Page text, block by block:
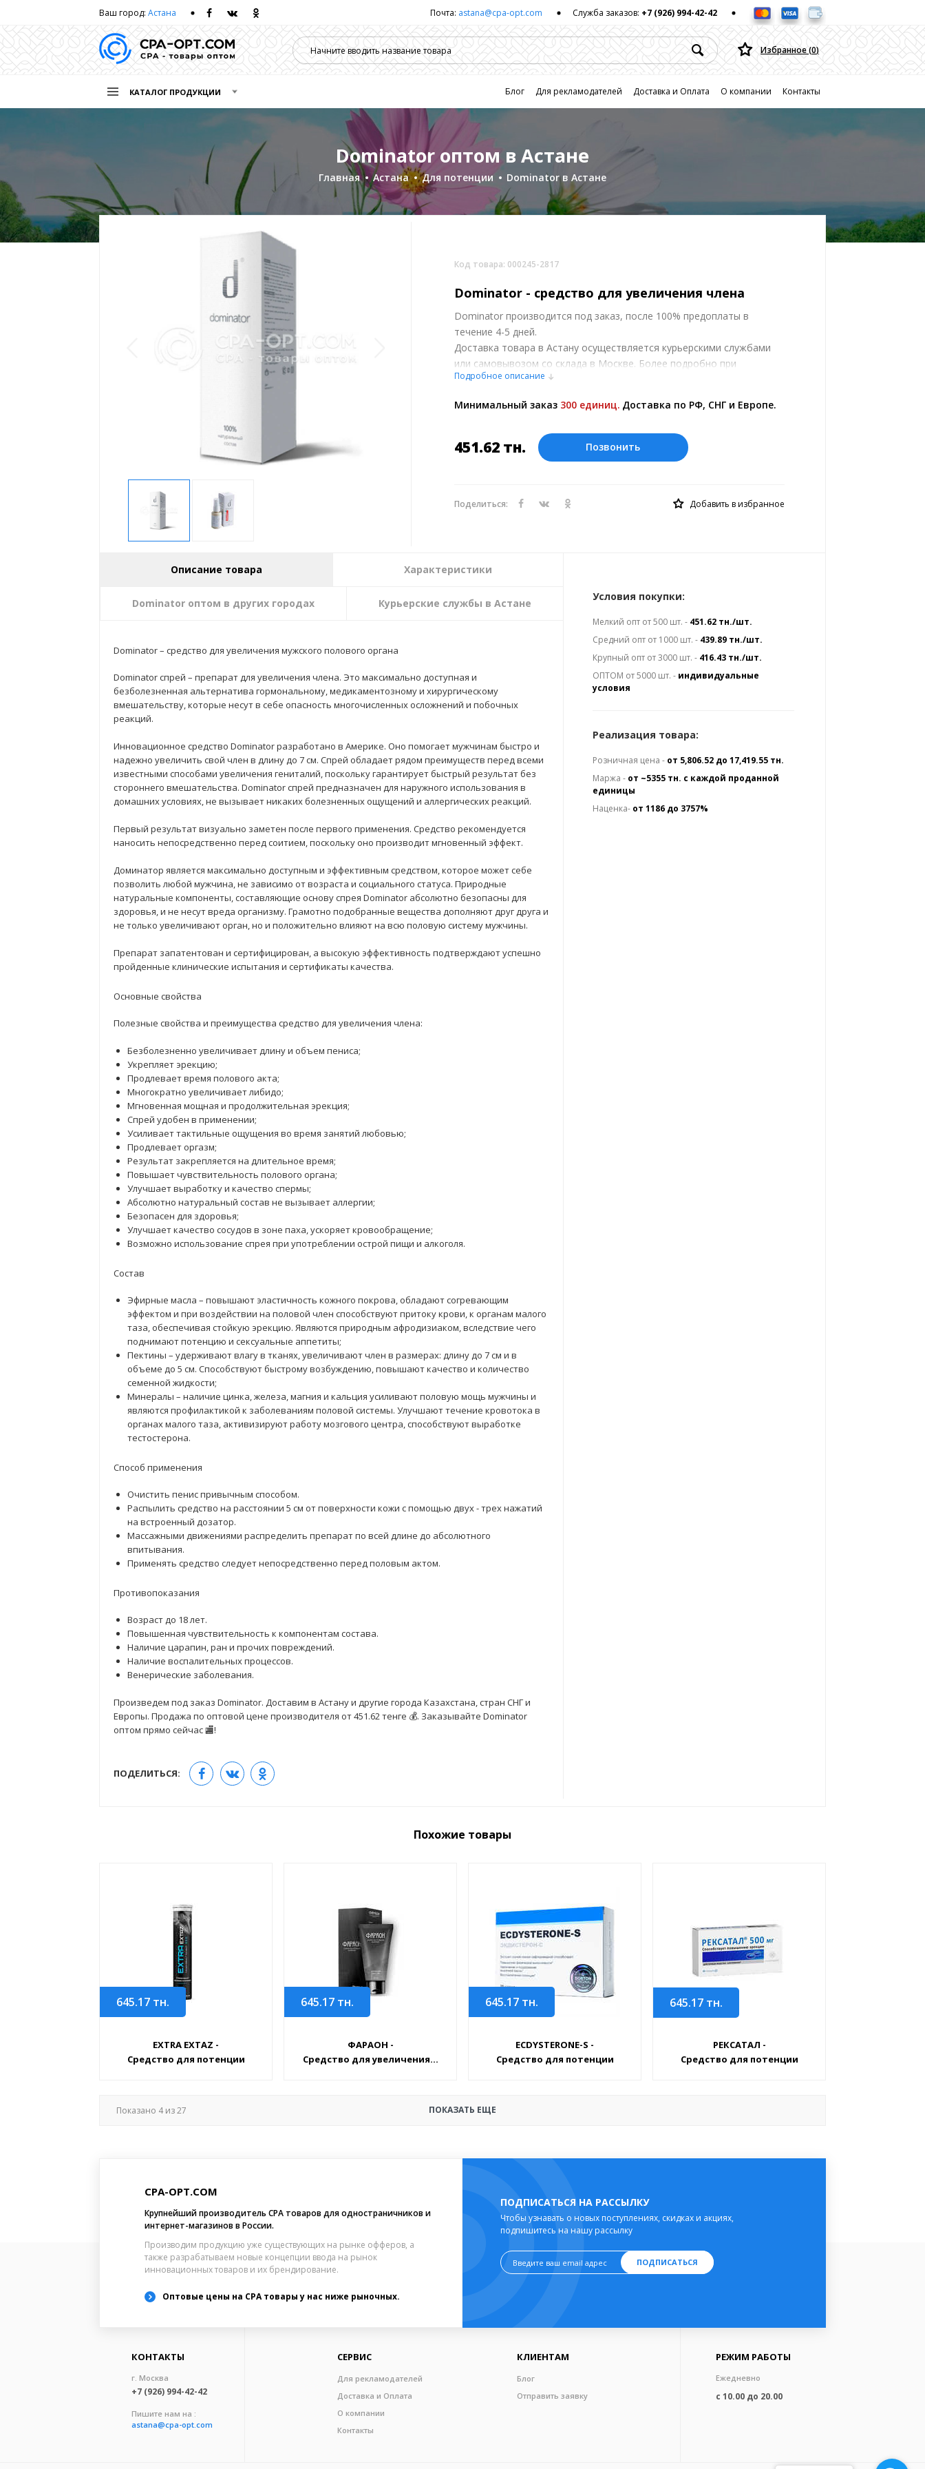
Ваш город: Астана Почта: astana@cpa-opt.com Служба заказов: +7 (926) 994-42-42
Избранное (0)
КАТАЛОГ ПРОДУКЦИИ Блог Для рекламодателей Доставка и Оплата О компании Контакты
Главная Астана Для потенции Dominator в Астане
Dominator оптом в Астане
Код товара: 000245-2817
Dominator - средство для увеличения члена
Dominator производится под заказ, после 100% предоплаты в
течение 4-5 дней.
Доставка товара в Астану осуществляется курьерскими службами
или самовывозом со склада в Москве. Более подробно при
обсуждении заказа с менеджером.
курсу ЦБ РФ на 07.08.2026. Текущий курс 10 руб.= 58.6517 тн.
Подробное описание
Минимальный заказ 300 единиц. Доставка по РФ, СНГ и Европе.
451.62 тн. Позвонить
Поделиться: Добавить в избранное
Описание товара Характеристики
Dominator оптом в других городах Курьерские службы в Астане
Dominator – средство для увеличения мужского полового органа
Dominator спрей – препарат для увеличения члена. Это максимально доступная и
безболезненная альтернатива гормональному, медикаментозному и хирургическому
вмешательству, которые несут в себе опасность многочисленных осложнений и побочных
реакций.
Инновационное средство Dominator разработано в Америке. Оно помогает мужчинам быстро и
надежно увеличить свой член в длину до 7 см. Спрей обладает рядом преимуществ перед всеми
известными способами увеличения гениталий, поскольку гарантирует быстрый результат без
стороннего вмешательства. Dominator спрей предназначен для наружного использования в
домашних условиях, не вызывает никаких болезненных ощущений и аллергических реакций.
Первый результат визуально заметен после первого применения. Средство рекомендуется
наносить непосредственно перед соитием, поскольку оно производит мгновенный эффект.
Доминатор является максимально доступным и эффективным средством, которое может себе
позволить любой мужчина, не зависимо от возраста и социального статуса. Природные
натуральные компоненты, составляющие основу спрея Dominator абсолютно безопасны для
здоровья, и не несут вреда организму. Грамотно подобранные вещества дополняют друг друга и
не только увеличивают орган, но и положительно влияют на всю половую систему мужчины.
Препарат запатентован и сертифицирован, а высокую эффективность подтверждают успешно
пройденные клинические испытания и сертификаты качества.
Основные свойства
Полезные свойства и преимущества средство для увеличения члена:
Безболезненно увеличивает длину и объем пениса;
Укрепляет эрекцию;
Продлевает время полового акта;
Многократно увеличивает либидо;
Мгновенная мощная и продолжительная эрекция;
Спрей удобен в применении;
Усиливает тактильные ощущения во время занятий любовью;
Продлевает оргазм;
Результат закрепляется на длительное время;
Повышает чувствительность полового органа;
Улучшает выработку и качество спермы;
Абсолютно натуральный состав не вызывает аллергии;
Безопасен для здоровья;
Улучшает качество сосудов в зоне паха, ускоряет кровообращение;
Возможно использование спрея при употреблении острой пищи и алкоголя.
Состав
Эфирные масла – повышают эластичность кожного покрова, обладают согревающим
эффектом и при воздействии на половой член способствуют притоку крови, к органам малого
таза, обеспечивая стойкую эрекцию. Являются природным афродизиаком, вследствие чего
поднимают потенцию и сексуальные аппетиты;
Пектины – удерживают влагу в тканях, увеличивают член в размерах: длину до 7 см и в
объеме до 5 см. Способствуют быстрому возбуждению, повышают качество и количество
семенной жидкости;
Минералы – наличие цинка, железа, магния и кальция усиливают половую мощь мужчины и
являются профилактикой к заболеваниям половой системы. Улучшают течение кровотока в
органах малого таза, активизируют работу мозгового центра, способствуют выработке
тестостерона.
Способ применения
Очистить пенис привычным способом.
Распылить средство на расстоянии 5 см от поверхности кожи с помощью двух - трех нажатий
на встроенный дозатор.
Массажными движениями распределить препарат по всей длине до абсолютного
впитывания.
Применять средство следует непосредственно перед половым актом.
Противопоказания
Возраст до 18 лет.
Повышенная чувствительность к компонентам состава.
Наличие царапин, ран и прочих повреждений.
Наличие воспалительных процессов.
Венерические заболевания.
Произведем под заказ Dominator. Доставим в Астану и другие города Казахстана, стран СНГ и
Европы. Продажа по оптовой цене производителя от 451.62 тенге 💰. Заказывайте Dominator
оптом прямо сейчас 🏬!
ПОДЕЛИТЬСЯ:
Условия покупки:
Мелкий опт от 500 шт. - 451.62 тн./шт.
Средний опт от 1000 шт. - 439.89 тн./шт.
Крупный опт от 3000 шт. - 416.43 тн./шт.
ОПТОМ от 5000 шт. - индивидуальные
условия
Реализация товара:
Розничная цена - от 5,806.52 до 17,419.55 тн.
Маржа - от ~5355 тн. с каждой проданной
единицы
Наценка- от 1186 до 3757%
Похожие товары
645.17 тн.
EXTRA EXTAZ -
Средство для потенции
645.17 тн.
ФАРАОН -
Средство для увеличения...
645.17 тн.
ECDYSTERONE-S -
Средство для потенции
645.17 тн.
РЕКСАТАЛ -
Средство для потенции
Показано 4из27 ПОКАЗАТЬ ЕЩЕ
CPA-OPT.COM
Крупнейший производитель CPA товаров для одностраничников и
интернет-магазинов в России.
Производим продукцию уже существующих на рынке офферов, а
также разрабатываем новые концепции ввода на рынок
инновационных товаров и их брендирование.
Оптовые цены на CPA товары у нас ниже рыночных.
ПОДПИСАТЬСЯ НА РАССЫЛКУ
Чтобы узнавать о новых поступлениях, скидках и акциях,
подпишитесь на нашу рассылку
ПОДПИСАТЬСЯ
СЕРВИС
Для рекламодателей
Доставка и Оплата
О компании
Контакты
КЛИЕНТАМ
Блог
Отправить заявку
КОНТАКТЫ
г. Москва
+7 (926) 994-42-42
Пишите нам на :
astana@cpa-opt.com
РЕЖИМ РАБОТЫ
Ежедневно
с 10.00 до 20.00